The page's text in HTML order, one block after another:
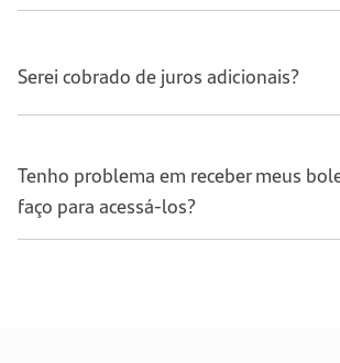
Serei cobrado de juros adicionais?
Tenho problema em receber meus
faço para acessá-los?